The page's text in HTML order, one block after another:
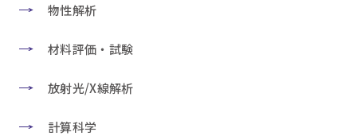
物性解析
材料評価・試験
放射光/X線解析
計算科学